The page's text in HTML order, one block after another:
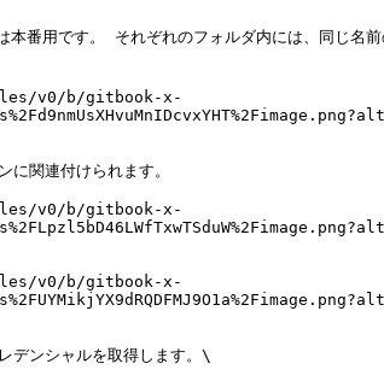
番用です。 それぞれのフォルダ内には、同じ
v0/b/gitbook-x-
に関連付けられます。
v0/b/gitbook-x-
v0/b/gitbook-x-
デンシャルを取得します。\